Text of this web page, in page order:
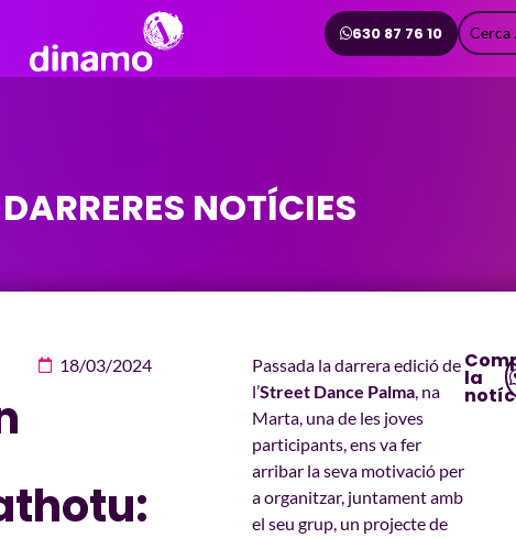
630 87 76 10
DARRERES NOTÍCIES
18/03/2024
Passada la darrera edició de
l’Street Dance Palma, na
Marta, una de les joves
participants, ens va fer
arribar la seva motivació per
a organitzar, juntament amb
el seu grup, un projecte de
la